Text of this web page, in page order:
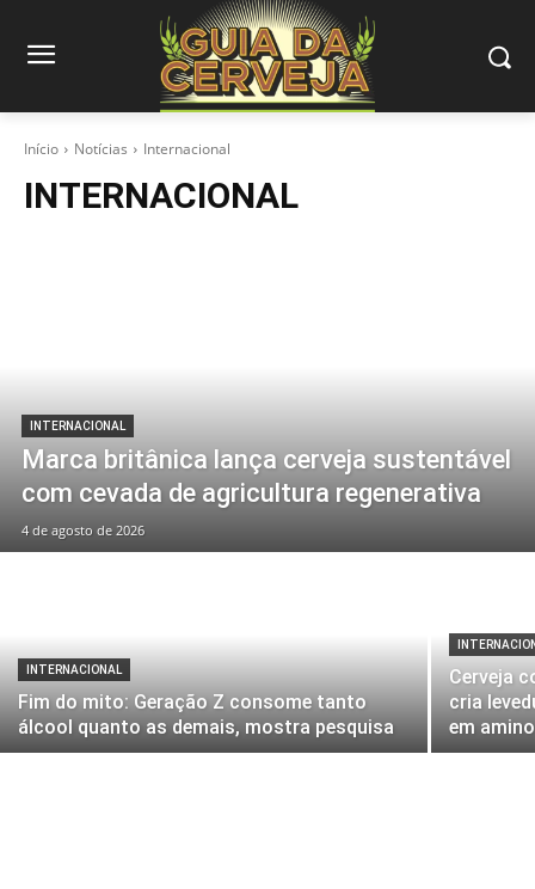
Início Notícias Internacional
INTERNACIONAL
INTERNACIONAL
Marca britânica lança cerveja sustentável
com cevada de agricultura regenerativa
4 de agosto de 2026
INTERNACIONAL
Fim do mito: Geração Z consome tanto
álcool quanto as demais, mostra pesquisa
Cerveja
cria
em